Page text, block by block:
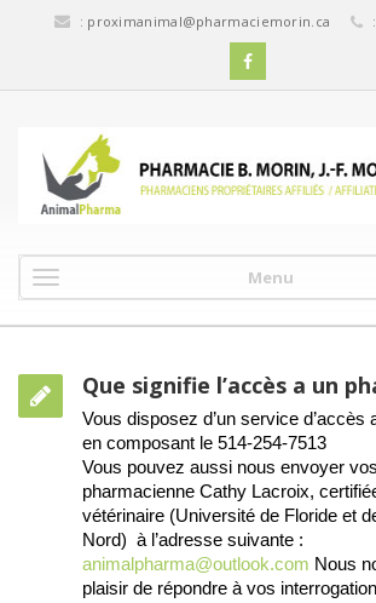
: proximanimal@pharmaciemorin.ca
Menu
Que signifie l’accès a un
Vous disposez d’un service d’accès
en composant le 514-254-7513
Vous pouvez aussi nous envoyer
pharmacienne Cathy Lacroix,
vétérinaire (Université de Floride et
Nord) à l’adresse suivante :
animalpharma@outlook.com Nous
plaisir de répondre à vos